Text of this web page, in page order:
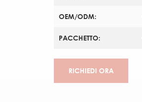
OEM/ODM:
PACCHETTO:
RICHIEDI ORA